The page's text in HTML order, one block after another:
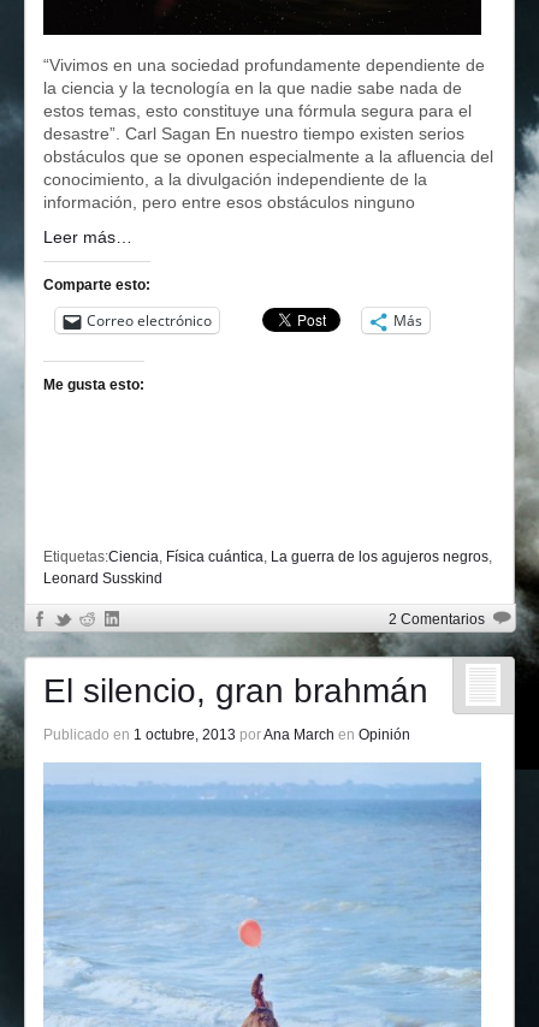
“Vivimos en una sociedad profundamente dependiente de
la ciencia y la tecnología en la que nadie sabe nada de
estos temas, esto constituye una fórmula segura para el
desastre”. Carl Sagan En nuestro tiempo existen serios
obstáculos que se oponen especialmente a la afluencia del
conocimiento, a la divulgación independiente de la
información, pero entre esos obstáculos ninguno
Leer más…
Comparte esto:
Correo electrónico Más
Me gusta esto:
Etiquetas:Ciencia, Física cuántica, La guerra de los agujeros negros,
Leonard Susskind
2 Comentarios
El silencio, gran brahmán
Publicado en 1 octubre, 2013 porAna March en Opinión